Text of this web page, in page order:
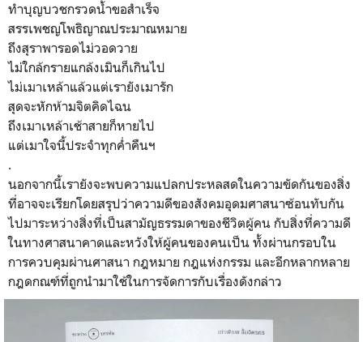
ทำบุญบวชกรวดน้ำขอสำเร็จ
สรรเพชญโพธิญาณประมาณหมาย
ถึงสุราพารอดไม่วอดวาย
ไม่ใกล้กรายแกล้งเมินก็เกินไป
ไม่เมาเหล้าแล้วแต่เรายังเมารัก
สุดจะหักห้ามจิตคิดไฉน
ถึงเมาเหล้าเช้าสายก็หายไป
แต่เมาใจนี้ประจำทุกค่ำคืนฯ
.
นอกจากนี้เรายังจะพบความแปลกประหลสดในความขัดกันของสิ่ง
ที่อาจจะเรียกโดยสรุปว่าความดีของสังคมอุดมศาสนาซ้อนทับกัน
ไปมาระหว่างสิ่งที่เป็นสามัญธรรมดาของชีวิตผู้คน กับสิ่งที่ความดี
ในทางศาสนาคาดและหวังให้ผู้คนของคนเป็น ทั้งผ่านกรอบใน
การควบคุมผ่านศาสนา กฎหมาย กฎแห่งกรรม และอีกหลากหลาย
กฎดกณฑ์ที่ถูกนำมาใช้ในการจัดการกับเรื่องดังกล่าว